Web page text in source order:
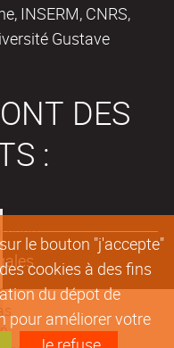
le bouton "j'accepte"
cookies à des fins
du dépot de
pour améliorer votre
INSERM, CNRS,
Gustave
DES
: